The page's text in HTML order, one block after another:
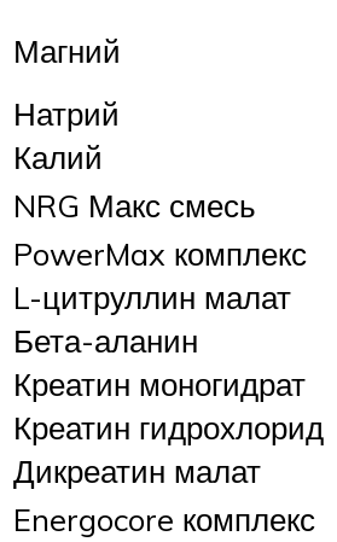
Магний
Натрий
Калий
NRG Макс смесь
PowerMax комплекс
L-цитруллин малат
Бета-аланин
Креатин моногидрат
Креатин гидрохлорид
Дикреатин малат
Energocore комплекс